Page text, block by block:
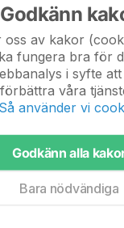
Godkänn
oss av kakor
fungera bra för
i syfte
förbättra våra
Så använder vi
Godkänn alla
Bara nödvändiga